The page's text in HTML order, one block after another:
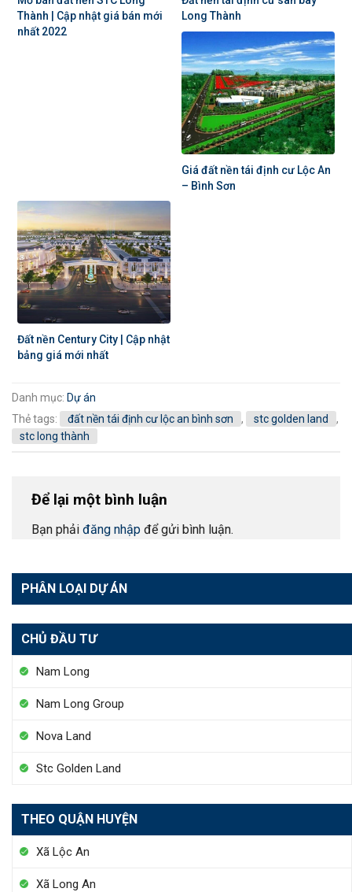
PHÂN LOẠI DỰ ÁN
CHỦ ĐẦU TƯ
Nam Long
Nam Long Group
Nova Land
Stc Golden Land
THEO QUẬN HUYỆN
Xã Lộc An
Xã Long An
Thành | Cập nhật giá bán mới
nhất 2022
Long Thành
Giá đất nền tái định cư Lộc An
– Bình Sơn
Đất nền Century City | Cập nhật
bảng giá mới nhất
Danh mục: Dự án
Thẻ tags:
đất nền tái định cư lộc an bình sơn , stc golden land
,
stc long thành
Để lại một bình luận
Bạn phải đăng nhập để gửi bình luận.